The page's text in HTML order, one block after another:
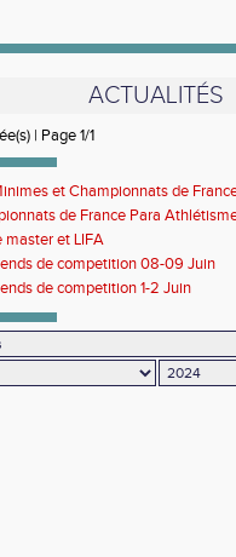
ACTUALITÉS
| Page 1/1
et Championnats de
de France Para
master et LIFA
de competition 08-09 Juin
de competition 1-2 Juin